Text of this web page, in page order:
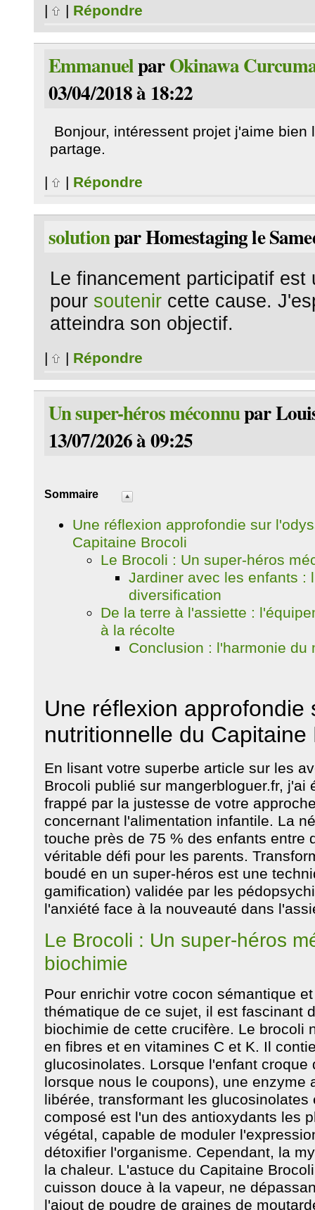
|
| Répondre
EmmanuelparOkinawa
03/04/2018 à 18:22
Bonjour, intéressent projet j'aime bien
partage.
|
| Répondre
solutionpar Homestaging le
Le financement participatif est
pour soutenircette cause.
atteindra son objectif.
Répondre
Un super-héros méconnupar
13/07/2026 à 09:25
Sommaire
Une réflexion approfondie sur
Capitaine Brocoli
Le Brocoli : Un super-héros
Jardiner avec les enfants :
diversification
De la terre à l'assiette :
à la récolte
Conclusion : l'harmonie du
Une réflexion approfondie
nutritionnelle du Capitaine
En lisant votre superbe article sur les
Brocoli publié sur mangerbloguer.fr, j'ai
frappé par la justesse de votre
concernant l'alimentation infantile. La
touche près de 75 % des enfants entre
véritable défi pour les parents.
boudé en un super-héros est une
gamification) validée par les
l'anxiété face à la nouveauté dans
Le Brocoli : Un super-héros
biochimie
Pour enrichir votre cocon sémantique
thématique de ce sujet, il est fascinant
biochimie de cette crucifère. Le brocoli
en fibres et en vitamines C et K. Il
glucosinolates. Lorsque l'enfant croque
lorsque nous le coupons), une enzyme
libérée, transformant les glucosinolates
composé est l'un des antioxydants les
végétal, capable de moduler
détoxifier l'organisme. Cependant, la
la chaleur. L'astuce du Capitaine
cuisson douce à la vapeur, ne
l'ajout de poudre de graines de